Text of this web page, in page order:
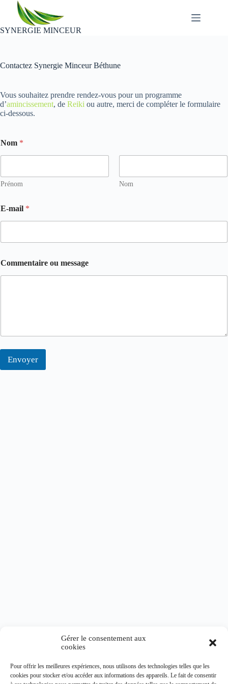
Gérer le consentement aux
cookies
Pour offrir les meilleures expériences, nous utilisons des technologies telles que les
cookies pour stocker et/ou accéder aux informations des appareils. Le fait de consentir
Passer
contenu
SYNERGIE MINCEUR
Contactez Synergie Minceur Béthune
Vous souhaitez prendre rendez-vous pour un programme
d’amincissement, de Reiki ou autre, merci de compléter le formulaire
ci-dessous.
Nom *
Prénom Nom
E-mail *
Commentaire ou message
Envoyer
Synergie Minceur